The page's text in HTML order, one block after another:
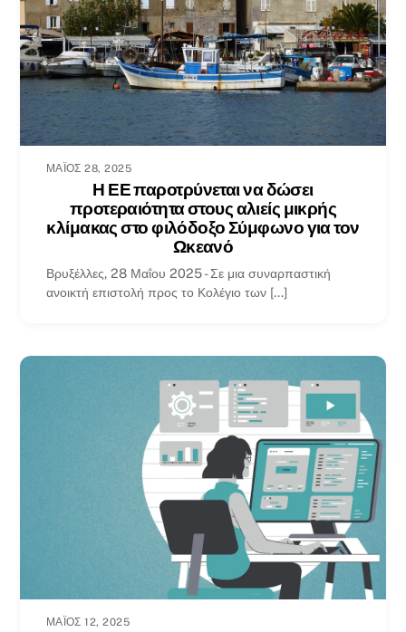
ΜΆΙΟΣ 28, 2025
Η ΕΕ παροτρύνεται να δώσει
προτεραιότητα στους αλιείς μικρής
κλίμακας στο φιλόδοξο Σύμφωνο για τον
Ωκεανό
Βρυξέλλες, 28 Μαΐου 2025 - Σε μια συναρπαστική
ανοικτή επιστολή προς το Κολέγιο των [...]
ΜΆΙΟΣ 12, 2025